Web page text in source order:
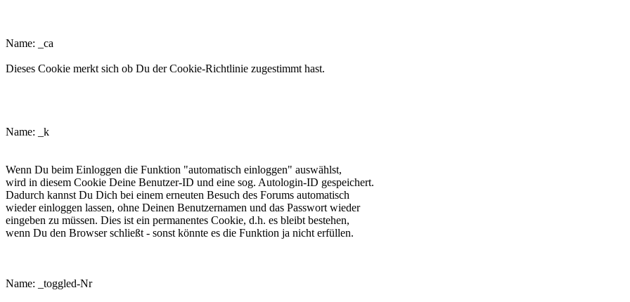
Name: _ca
Dieses Cookie merkt sich ob Du der Cookie-Richtlinie zugestimmt hast.
Name: _k
Wenn Du beim Einloggen die Funktion "automatisch einloggen" auswählst,
wird in diesem Cookie Deine Benutzer-ID und eine sog. Autologin-ID gespeichert.
Dadurch kannst Du Dich bei einem erneuten Besuch des Forums automatisch
wieder einloggen lassen, ohne Deinen Benutzernamen und das Passwort wieder
eingeben zu müssen. Dies ist ein permanentes Cookie, d.h. es bleibt bestehen,
wenn Du den Browser schließt - sonst könnte es die Funktion ja nicht erfüllen.
Name: _toggled-Nr